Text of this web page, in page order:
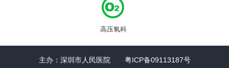
高压氧科
主办：深圳市人民医院 粤ICP备09113187号